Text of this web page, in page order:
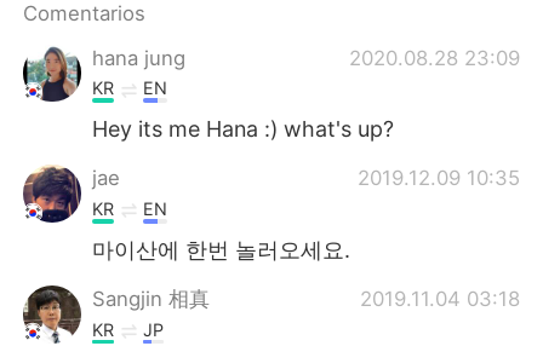
Comentarios
hana jung
2020.08.28 23:09
KR EN
Hey its me Hana :) what's up?
jae 2019.12.09 10:35
KR EN
마이산에 한번 놀러오세요.
Sangjin 相真 2019.11.04 03:18
KR JP